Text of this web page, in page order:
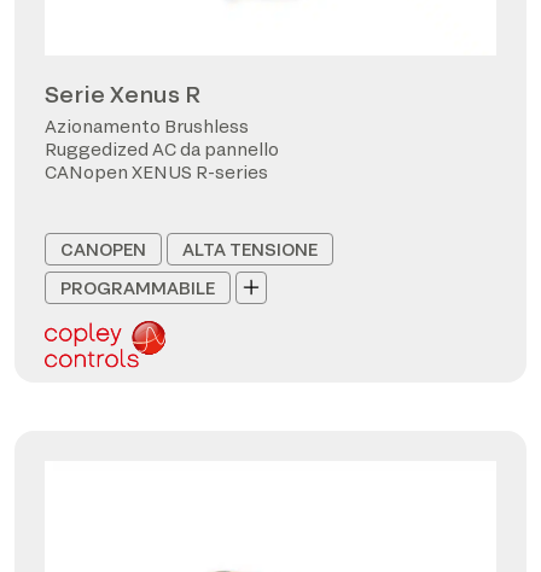
Serie Xenus R
Azionamento Brushless
Ruggedized AC da pannello
CANopen XENUS R-series
CANOPEN
ALTA TENSIONE
PROGRAMMABILE